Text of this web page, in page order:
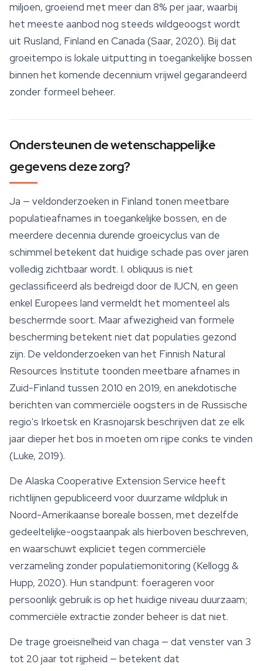
miljoen, groeiend met meer dan 8% per jaar, waarbij
het meeste aanbod nog steeds wildgeoogst wordt
uit Rusland, Finland en Canada (Saar, 2020). Bij dat
groeitempo is lokale uitputting in toegankelijke bossen
binnen het komende decennium vrijwel gegarandeerd
zonder formeel beheer.
Ondersteunen de wetenschappelijke
gegevens deze zorg?
Ja — veldonderzoeken in Finland tonen meetbare
populatieafnames in toegankelijke bossen, en de
meerdere decennia durende groeicyclus van de
schimmel betekent dat huidige schade pas over jaren
volledig zichtbaar wordt. I. obliquus is niet
geclassificeerd als bedreigd door de IUCN, en geen
enkel Europees land vermeldt het momenteel als
beschermde soort. Maar afwezigheid van formele
bescherming betekent niet dat populaties gezond
zijn. De veldonderzoeken van het Finnish Natural
Resources Institute toonden meetbare afnames in
Zuid-Finland tussen 2010 en 2019, en anekdotische
berichten van commerciële oogsters in de Russische
regio's Irkoetsk en Krasnojarsk beschrijven dat ze elk
jaar dieper het bos in moeten om rijpe conks te vinden
(Luke, 2019).
De Alaska Cooperative Extension Service heeft
richtlijnen gepubliceerd voor duurzame wildpluk in
Noord-Amerikaanse boreale bossen, met dezelfde
gedeeltelijke-oogstaanpak als hierboven beschreven,
en waarschuwt expliciet tegen commerciële
verzameling zonder populatiemonitoring (Kellogg &
Hupp, 2020). Hun standpunt: foerageren voor
persoonlijk gebruik is op het huidige niveau duurzaam;
commerciële extractie zonder beheer is dat niet.
De trage groeisnelheid van chaga — dat venster van 3
tot 20 jaar tot rijpheid — betekent dat